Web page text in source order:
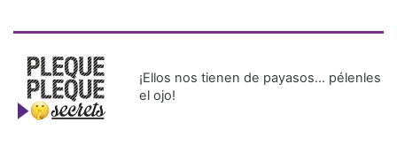
¡Ellos nos tienen de payasos… pélenles
el ojo!